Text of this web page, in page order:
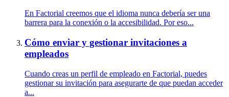
En Factorial creemos que el idioma nunca debería ser una
barrera para la conexión o la accesibilidad. Por eso...
Cómo enviar y gestionar invitaciones a
empleados
Cuando creas un perfil de empleado en Factorial, puedes
gestionar su invitación para asegurarte de que puedan acceder
a...